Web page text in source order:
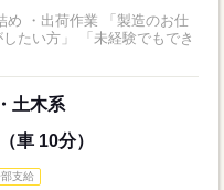
作業 「製造のお仕
たい方」 「未経験でもでき
土木系
車 10分）
支給